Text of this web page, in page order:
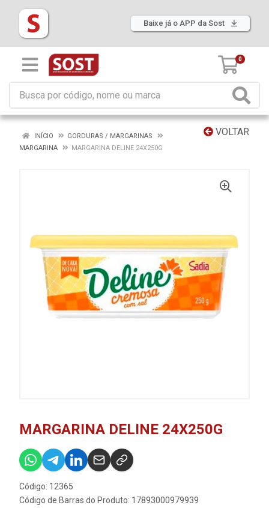
Baixe já o APP da Sost
0
VOLTAR
INÍCIO
GORDURAS / MARGARINAS
MARGARINA
MARGARINA DELINE 24X250G
MARGARINA DELINE 24X250G
Código: 12365
Código de Barras do Produto: 17893000979939